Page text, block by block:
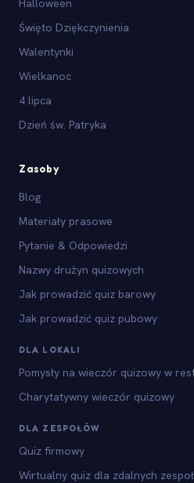
Halloween
Święto Dziękczynienia
Walentynki
Wielkanoc
4 lipca
Dzień św. Patryka
Zasoby
Blog
Materiały prasowe
Pytanie & Odpowiedzi
Nazwy drużyn quizowych
Jak prowadzić quiz barowy
Jak prowadzić quiz pubowy
DLA LOKALI
Pomysły na wieczór quizowy w
Charytatywny wieczór quizowy
DLA ZESPOŁÓW
Quiz firmowy
Wirtualny quiz dla zdalnych